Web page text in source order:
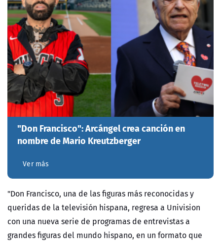
"Don Francisco": Arcángel crea canción en
nombre de Mario Kreutzberger
Ver más
"Don Francisco, una de las figuras más reconocidas y
queridas de la televisión hispana, regresa a Univision
con una nueva serie de programas de entrevistas a
grandes figuras del mundo hispano, en un formato que